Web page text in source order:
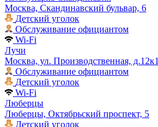
Москва, Скандинавский бульвар, 6
Детский уголок
Обслуживание официантом
Wi-Fi
Лучи
Москва, ул. Производственная, д.12к1
Обслуживание официантом
Детский уголок
Wi-Fi
Люберцы
Люберцы, Октябрьский проспект, 5
Детский уголок